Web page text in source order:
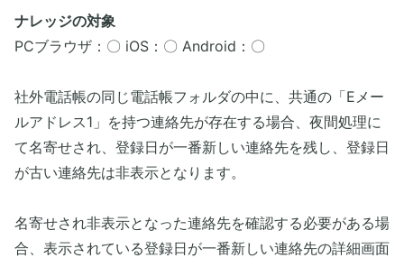
ナレッジの対象
PCブラウザ：〇 iOS：〇 Android：〇
社外電話帳の同じ電話帳フォルダの中に、共通の「Eメー
ルアドレス1」を持つ連絡先が存在する場合、夜間処理に
て名寄せされ、登録日が一番新しい連絡先を残し、登録日
が古い連絡先は非表示となります。
名寄せされ非表示となった連絡先を確認する必要がある場
合、表示されている登録日が一番新しい連絡先の詳細画面